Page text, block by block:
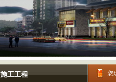
您
施工工程